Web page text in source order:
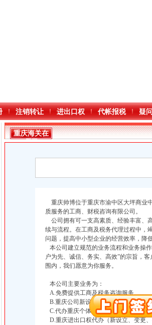
注销转让 进出口权 代帐报税 疑
进出口权)
1000万 （增资）
（进出口权）
商注册）
册）
重庆海关在
哪里
重庆帅博位于重庆市渝中区大坪商业
质服务的工商、财税咨询有限公司。
公司拥有可一支高素质、经验丰富、
续与流程。在工商及税务代理过程中，
问题，提高中小型企业的经营效率，降
本公司建立规范的业务流程和业务操
户为先、诚信、务实、高效”的宗旨，
围内，我们愿意为你服务。
本公司主要业务为：
A.免费提供工商及税务咨询服务
B.重庆公司新设立、变更、验资、增
C.代办重庆个体营业执照新设立、变更
D.重庆进出口权代办（新设立、变更、